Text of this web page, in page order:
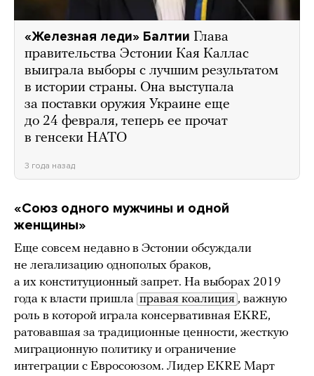
«Железная леди» Балтии Глава
правительства Эстонии Кая Каллас
выиграла выборы с лучшим результатом
в истории страны. Она выступала
за поставки оружия Украине еще
до 24 февраля, теперь ее прочат
в генсеки НАТО
3 года назад
«Союз одного мужчины и одной
женщины»
Еще совсем недавно в Эстонии обсуждали
не легализацию однополых браков,
а их конституционный запрет. На выборах 2019
года к власти пришла правая коалиция , важную
роль в которой играла консервативная EKRE,
ратовавшая за традиционные ценности, жесткую
миграционную политику и ограничение
интеграции с Евросоюзом. Лидер EKRE Март